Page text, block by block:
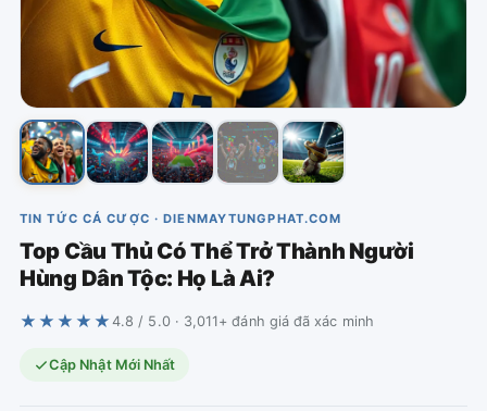
TIN TỨC CÁ CƯỢC · DIENMAYTUNGPHAT.COM
Top Cầu Thủ Có Thể Trở Thành Người
Hùng Dân Tộc: Họ Là Ai?
★★★★★ 4.8 / 5.0 · 3,011+ đánh giá đã xác minh
Cập Nhật Mới Nhất